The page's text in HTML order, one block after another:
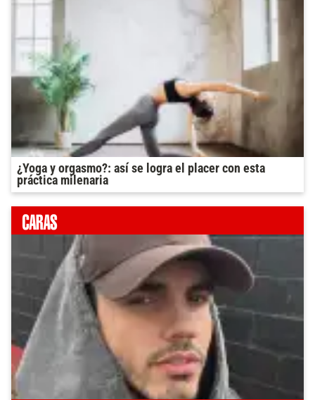
¿Yoga y orgasmo?: así se logra el placer con esta
práctica milenaria